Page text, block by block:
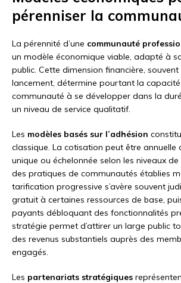
pérenniser la
La pérennité d’une communauté
un modèle économique viable, adapté à
public. Cette dimension financière,
lancement, détermine pourtant la
communauté à se développer dans la
un niveau de service qualitatif.
Les modèles basés sur l’adhésion
classique. La cotisation peut être annuelle
unique ou échelonnée selon les niveaux de
des pratiques de communautés établies
tarification progressive s’avère souvent
gratuit à certaines ressources de base,
payants débloquant des fonctionnalités
stratégie permet d’attirer un large public
des revenus substantiels auprès des
engagés.
Les partenariats stratégiques